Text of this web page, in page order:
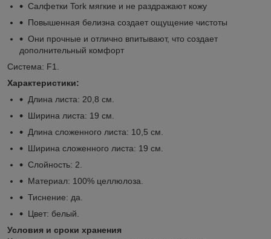
Салфетки Tork мягкие и не раздражают кожу
Повышенная белизна создает ощущение чистоты
Они прочные и отлично впитывают, что создает
дополнительный комфорт
Система: F1.
Характеристики:
Длина листа: 20,8 см.
Ширина листа: 19 см.
Длина сложенного листа: 10,5 см.
Ширина сложенного листа: 19 см.
Слойность: 2.
Материал: 100% целлюлоза.
Тиснение: да.
Цвет: белый.
Условия и сроки хранения